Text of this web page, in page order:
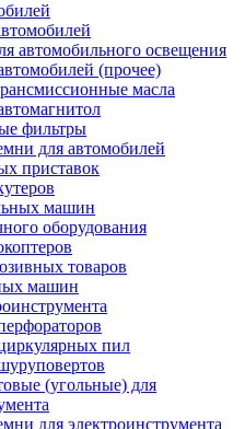
автомобильного освещения
(прочее)
масла
фильтры
для автомобилей
приставок
машин
оборудования
товаров
машин
пил
(угольные) для
для электроинструмента